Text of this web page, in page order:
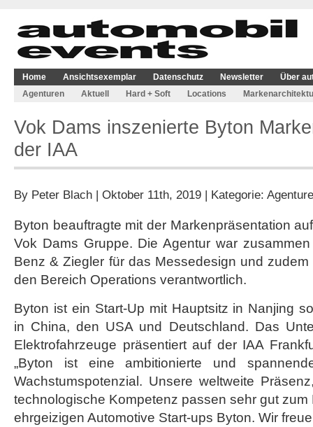
Home Ansichtsexemplar Datenschutz Newsletter
Über
Agenturen
Aktuell Hard + Soft Locations
Vok Dams inszenierte Byton
der IAA
By Peter Blach | Oktober 11th, 2019 | Kategorie:
Byton beauftragte mit der Markenpräsentation
Vok Dams Gruppe. Die Agentur war
Benz & Ziegler für das Messedesign und
den Bereich Operations verantwortlich.
Byton ist ein Start-Up mit Hauptsitz in Nanjing
in China, den USA und Deutschland. Das
Elektrofahrzeuge präsentiert auf der IAA
„Byton ist eine ambitionierte und
Wachstumspotenzial. Unsere weltweite
technologische Kompetenz passen sehr gut
ehrgeizigen Automotive Start-ups Byton. Wir